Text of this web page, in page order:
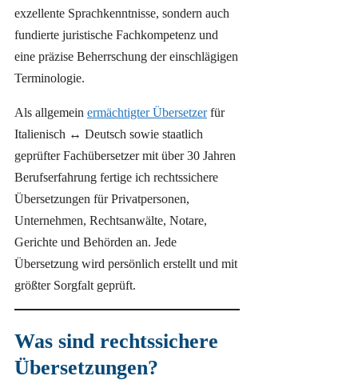
exzellente Sprachkenntnisse, sondern auch
fundierte juristische Fachkompetenz und
eine präzise Beherrschung der einschlägigen
Terminologie.
Als allgemein ermächtigter Übersetzerfür
Italienisch ↔ Deutsch sowie staatlich
geprüfter Fachübersetzer mit über 30 Jahren
Berufserfahrung fertige ich rechtssichere
Übersetzungen für Privatpersonen,
Unternehmen, Rechtsanwälte, Notare,
Gerichte und Behörden an. Jede
Übersetzung wird persönlich erstellt und mit
größter Sorgfalt geprüft.
Was sind rechtssichere
Übersetzungen?